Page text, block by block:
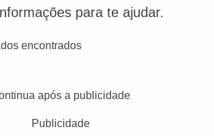
para te ajudar.
encontrados
após a publicidade
Publicidade